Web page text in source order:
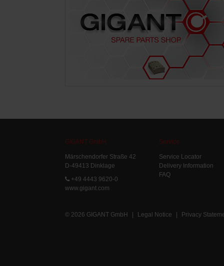
GIGANT GmbH
Märschendorfer Straße 42
D-49413 Dinklage
+49 4443 9620-0
www.gigant.com
Service
Service Locator
Delivery Information
FAQ
© 2026 GIGANT GmbH | Legal Notice | Privacy